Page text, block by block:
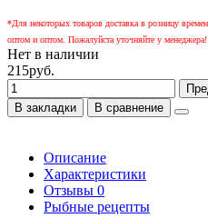
*Для некоторых товаров доставка в розницу
оптом и оптом. Пожалуйста уточняйте у менеджера!
Нет в наличии
215руб.
В закладки
В сравнение
Описание
Характеристики
Отзывы 0
Рыбные рецепты